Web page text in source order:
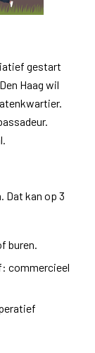
gestart
Haag wil
Dat kan op 3
buren.
commercieel